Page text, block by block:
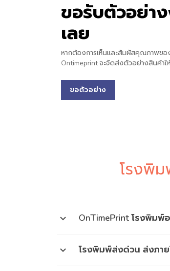
ขอรับตัวอย่า
เลย
หากต้องการเห็นและสัมผัสคุณภาพข
Ontimeprint จะจัดส่งตัวอย่างสินค้า
ขอตัวอย่าง
โรงพิม
expand_more OnTimePrint โรงพิมพ์
แผ่นพับ หนังสือเล่มเล็ก การ์
expand_more โรงพิมพ์ส่งด่วน ส่งภาย